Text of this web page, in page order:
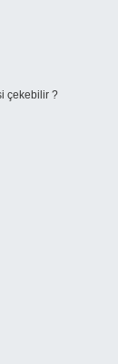
çekebilir ?